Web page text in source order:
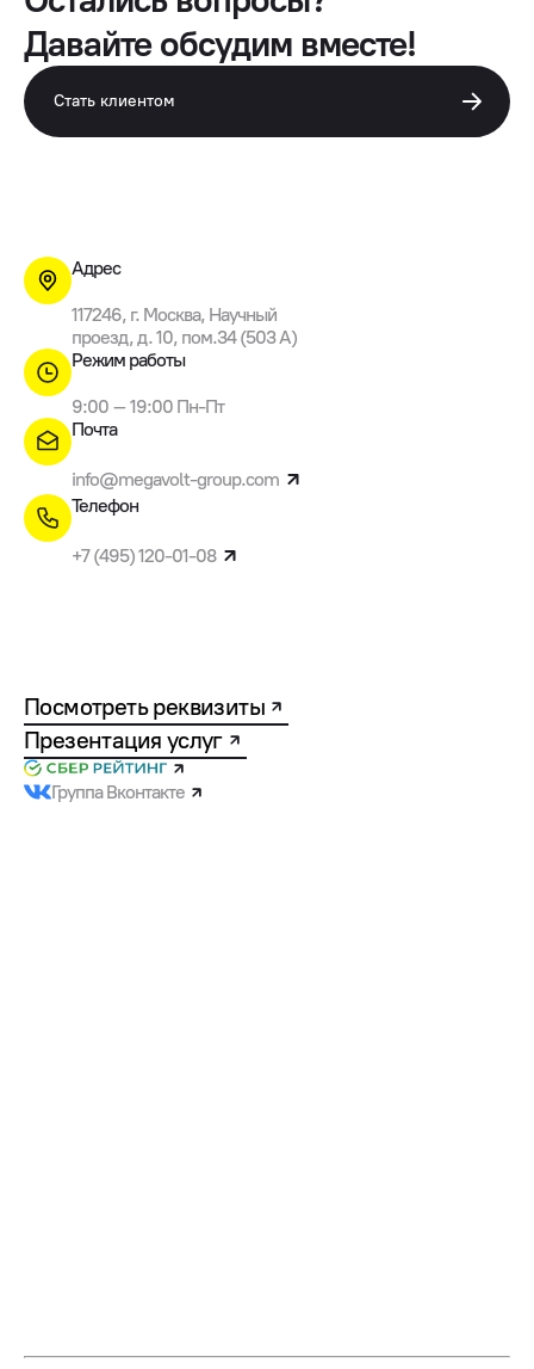
Давайте обсудим вместе!
Стать клиентом
Адрес
117246, г. Москва, Научный
проезд, д. 10, пом.34 (503 A)
Режим работы
9:00 – 19:00 Пн-Пт
Почта
info@megavolt-group.com
Телефон
+7 (495) 120-01-08
Посмотреть реквизиты
Презентация услуг
Группа Вконтакте